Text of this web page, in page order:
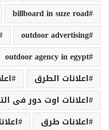
billboard in suze road
outdoor advertising
outdoor agency in egypt
اعلانات الطرق
اعلانات اوت دور فى
اعلانات طرق